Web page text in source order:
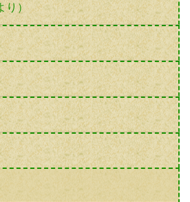
り）